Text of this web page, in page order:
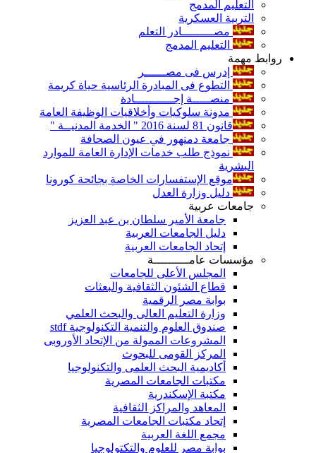
التعليم المدمج
التربية العسكرية
مصـــــــــادر التعلم
التعليم المدمج
روابط مهمة
إدرس فى مصــــــر
التطوع فى المبادرة الرئاسية حياة كريمة
منصـــــة إجـــــــــــادة
مدونة سلوكيات وأخلاقيات الوظيفة العامة
قانون 81 لسنة 2016 " الخدمة المدنيــة "
جامعة دمنهور في عيون الصحافة
نموذج طلب خدمات الإدارة العامة للموارد
البشرية
موقع الإستفسارات الخاصة بجائحة كورونا
دليل وزارة العدل
جامعات عربية
جامعة الأمير سلطان بن عبد العزيز
دليل الجامعات العربية
إتحاد الجامعات العربية
مؤسسات عامــــــــــة
المجلس الأعلى للجامعات
قطاع الشئون الثقافية والبعثات
بوابة مصر الرقمية
وزارة التعليم العالى والبحث العلمي
صندوق العلوم والتنمية التكنولوجية stdf
المشروعات الممولة من الإتحاد الأوروبى
المركز القومى للبحوث
أكاديمية البحث العلمى والتكنولوجيا
مكتبات الجامعات المصرية
مكتبة الإسكندرية
المعاهد والمراكز الثقافية
إتحاد مكتبات الجامعات المصرية
مجمع اللغة العربية
بوابة مصر للعلوم والتكتولوجيا